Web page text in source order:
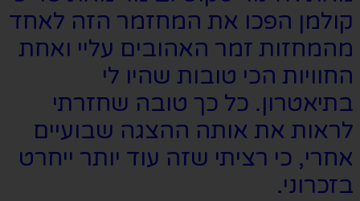
קולמן הפכו את המחזמר הזה לאחד
מהמחזות זמר האהובים עליי ואחת
החוויות הכי טובות שהיו לי
בתיאטרון. כל כך טובה שחזרתי
לראות את אותה ההצגה שבועיים
אחרי, כי רציתי שזה עוד יותר ייחרט
בזכרוני.